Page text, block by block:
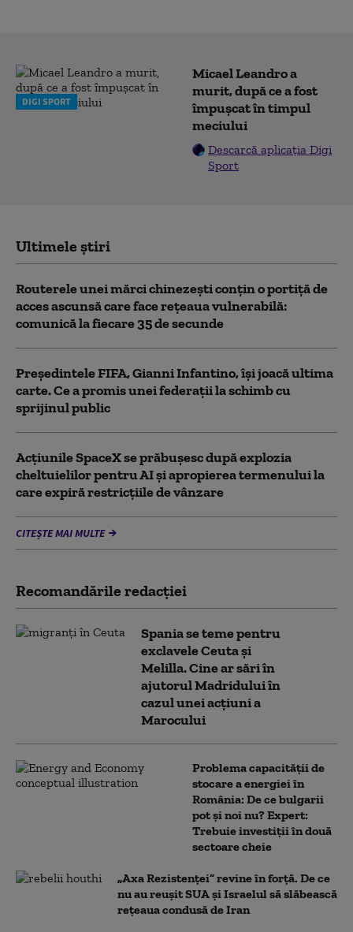
DIGI SPORT
Micael Leandro a
murit, după ce a fost
împușcat în timpul
meciului
Descarcă aplicația Digi
Sport
Ultimele știri
Routerele unei mărci chinezești conțin o portiță de
acces ascunsă care face rețeaua vulnerabilă:
comunică la fiecare 35 de secunde
Președintele FIFA, Gianni Infantino, îşi joacă ultima
carte. Ce a promis unei federații la schimb cu
sprijinul public
Acţiunile SpaceX se prăbuşesc după explozia
cheltuielilor pentru AI şi apropierea termenului la
care expiră restricţiile de vânzare
CITEȘTE MAI MULTE
Recomandările redacţiei
Spania se teme pentru
exclavele Ceuta și
Melilla. Cine ar sări în
ajutorul Madridului în
cazul unei acțiuni a
Marocului
Problema capacității de
stocare a energiei în
România: De ce bulgarii
pot și noi nu? Expert:
Trebuie investiții în două
sectoare cheie
„Axa Rezistenței” revine în forță. De ce
nu au reușit SUA și Israelul să slăbească
rețeaua condusă de Iran